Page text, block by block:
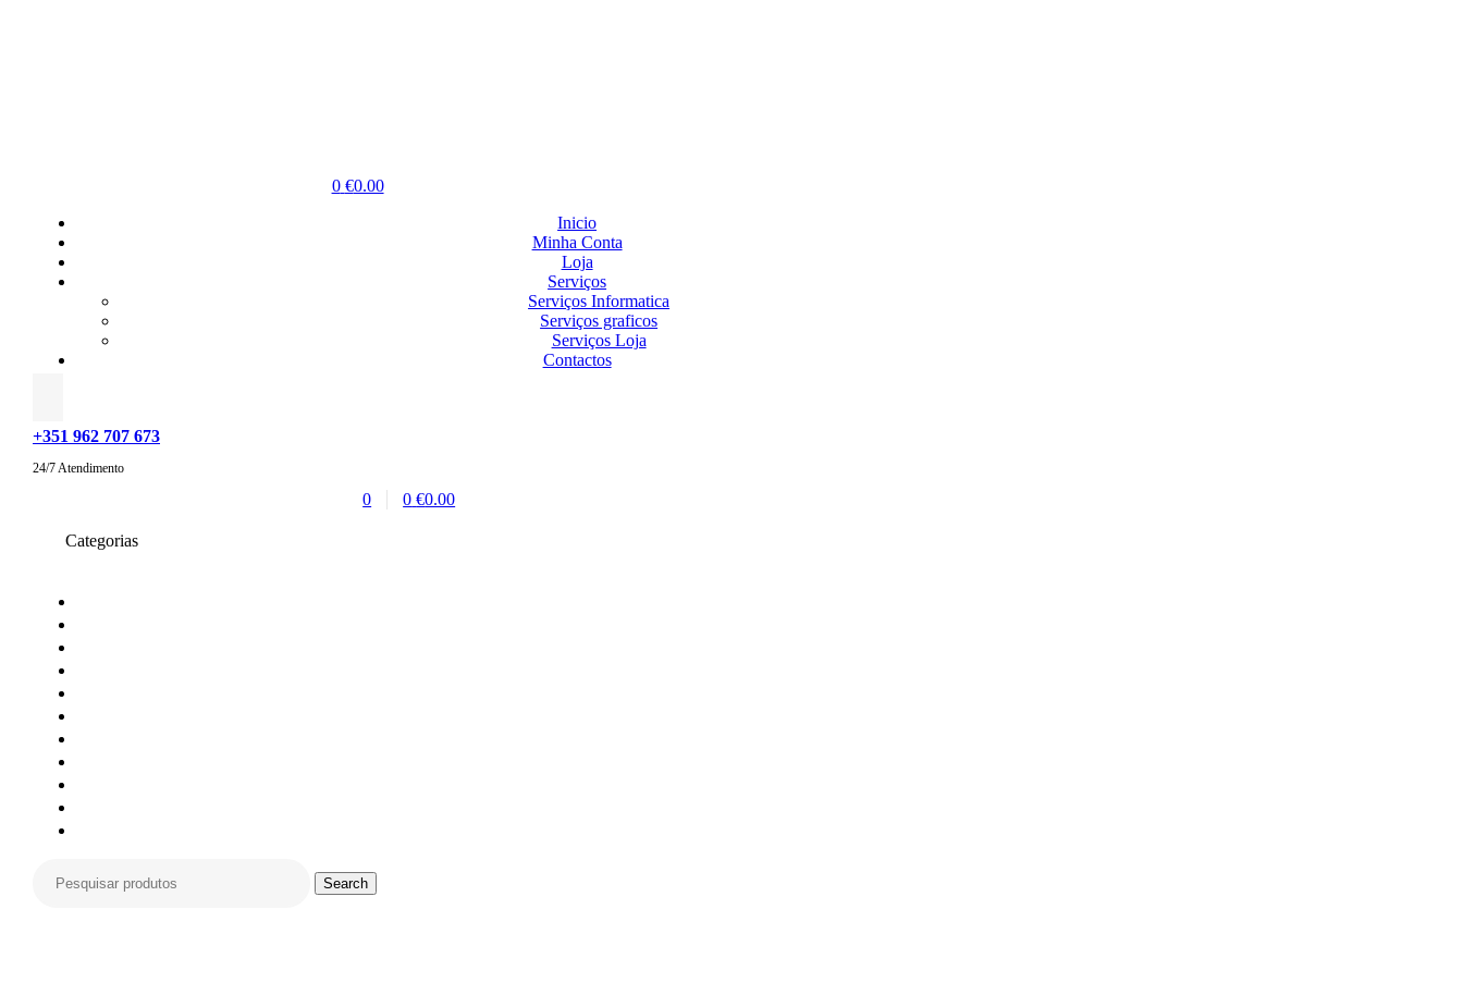
0 €0.00
Inicio
Minha Conta
Loja
Serviços
Serviços Informatica
Serviços graficos
Serviços Loja
Contactos
+351 962 707 673
24/7 Atendimento
0 0 €0.00
Categorias
Search